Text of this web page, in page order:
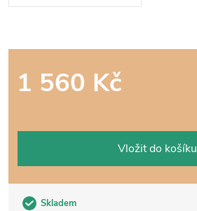
Skladem
1 560 Kč
Vložit do košíku